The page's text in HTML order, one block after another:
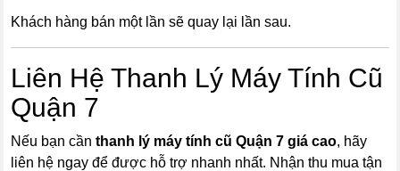
Khách hàng bán một lần sẽ quay lại lần sau.
Liên Hệ Thanh Lý Máy Tính Cũ
Quận 7
Nếu bạn cầnthanh lý máy tính cũ Quận 7 giá cao, hãy
liên hệ ngay để được hỗ trợ nhanh nhất. Nhận thu mua tận